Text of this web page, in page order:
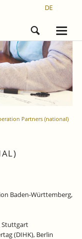
DE
Partners (national)
Baden-Württemberg,
Stuttgart
(DIHK), Berlin